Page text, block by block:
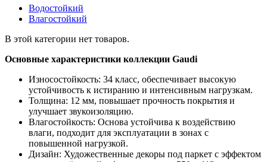
Водостойкий
Влагостойкий
В этой категории нет товаров.
Основные характеристики коллекции Gaudi
Износостойкость: 34 класс, обеспечивает высокую
устойчивость к истиранию и интенсивным нагрузкам.
Толщина: 12 мм, повышает прочность покрытия и
улучшает звукоизоляцию.
Влагостойкость: Основа устойчива к воздействию
влаги, подходит для эксплуатации в зонах с
повышенной нагрузкой.
Дизайн: Художественные декоры под паркет с эффектом